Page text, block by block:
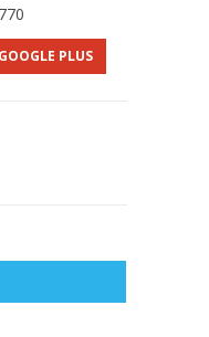
GOOGLE PLUS